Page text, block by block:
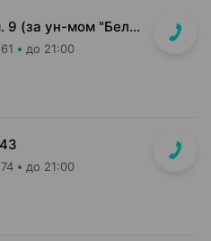
ул. Гамарника, д. 16/1, пом. 9 (за ун-мом "БелМаркет")
до 21:00
до 21:00